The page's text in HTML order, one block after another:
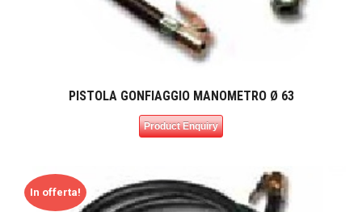
PISTOLA GONFIAGGIO MANOMETRO Ø 63
Product Enquiry
In offerta!